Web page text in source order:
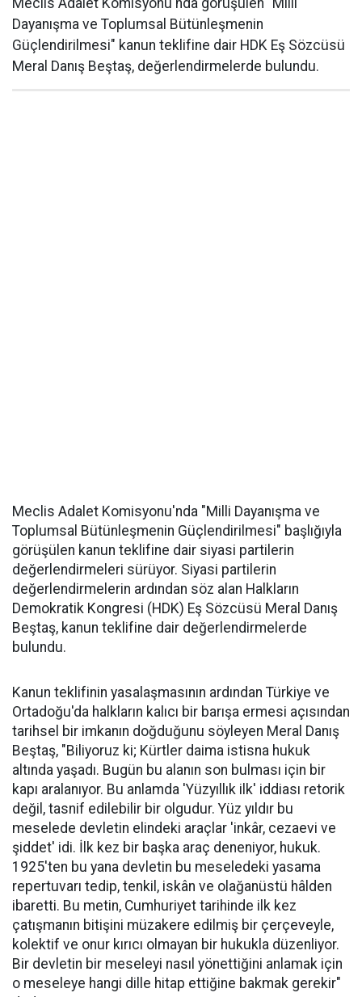
Meclis Adalet Komisyonu'nda görüşülen "Milli
Dayanışma ve Toplumsal Bütünleşmenin
Güçlendirilmesi" kanun teklifine dair HDK Eş Sözcüsü
Meral Danış Beştaş, değerlendirmelerde bulundu.
Meclis Adalet Komisyonu'nda "Milli Dayanışma ve
Toplumsal Bütünleşmenin Güçlendirilmesi" başlığıyla
görüşülen kanun teklifine dair siyasi partilerin
değerlendirmeleri sürüyor. Siyasi partilerin
değerlendirmelerin ardından söz alan Halkların
Demokratik Kongresi (HDK) Eş Sözcüsü Meral Danış
Beştaş, kanun teklifine dair değerlendirmelerde
bulundu.
Kanun teklifinin yasalaşmasının ardından Türkiye ve
Ortadoğu'da halkların kalıcı bir barışa ermesi açısından
tarihsel bir imkanın doğduğunu söyleyen Meral Danış
Beştaş, "Biliyoruz ki; Kürtler daima istisna hukuk
altında yaşadı. Bugün bu alanın son bulması için bir
kapı aralanıyor. Bu anlamda 'Yüzyıllık ilk' iddiası retorik
değil, tasnif edilebilir bir olgudur. Yüz yıldır bu
meselede devletin elindeki araçlar 'inkâr, cezaevi ve
şiddet' idi. İlk kez bir başka araç deneniyor, hukuk.
1925'ten bu yana devletin bu meseledeki yasama
repertuvarı tedip, tenkil, iskân ve olağanüstü hâlden
ibaretti. Bu metin, Cumhuriyet tarihinde ilk kez
çatışmanın bitişini müzakere edilmiş bir çerçeveyle,
kolektif ve onur kırıcı olmayan bir hukukla düzenliyor.
Bir devletin bir meseleyi nasıl yönettiğini anlamak için
o meseleye hangi dille hitap ettiğine bakmak gerekir"